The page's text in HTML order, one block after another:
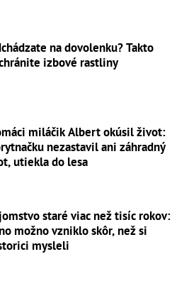
na dovolenku? Takto
izbové rastliny
miláčik Albert okúsil život:
nezastavil ani záhradný
utiekla do lesa
staré viac než tisíc rokov:
možno vzniklo skôr, než si
mysleli